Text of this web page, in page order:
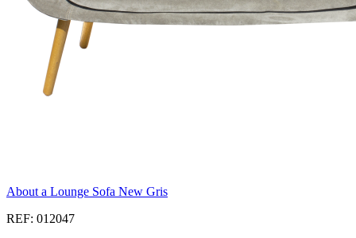
About a Lounge Sofa New Gris
REF: 012047